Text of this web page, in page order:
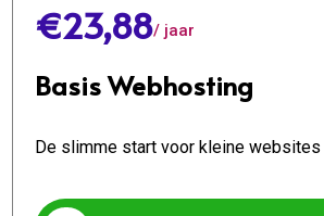
€23,88/ jaar
Basis Webhosting
De slimme start voor kleine